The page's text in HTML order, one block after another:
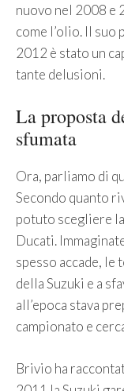
nuovo nel 2008 e
come l’olio. Il suo
2012 è stato un
tante delusioni.
La proposta
sfumata
Ora, parliamo di
Secondo quanto
potuto scegliere
Ducati.
spesso accade, le
della Suzuki e a
all’epoca stava
campionato e
Brivio ha